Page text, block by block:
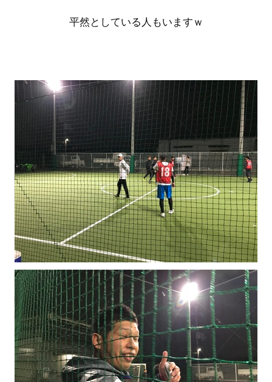
平然としている人もいますｗ